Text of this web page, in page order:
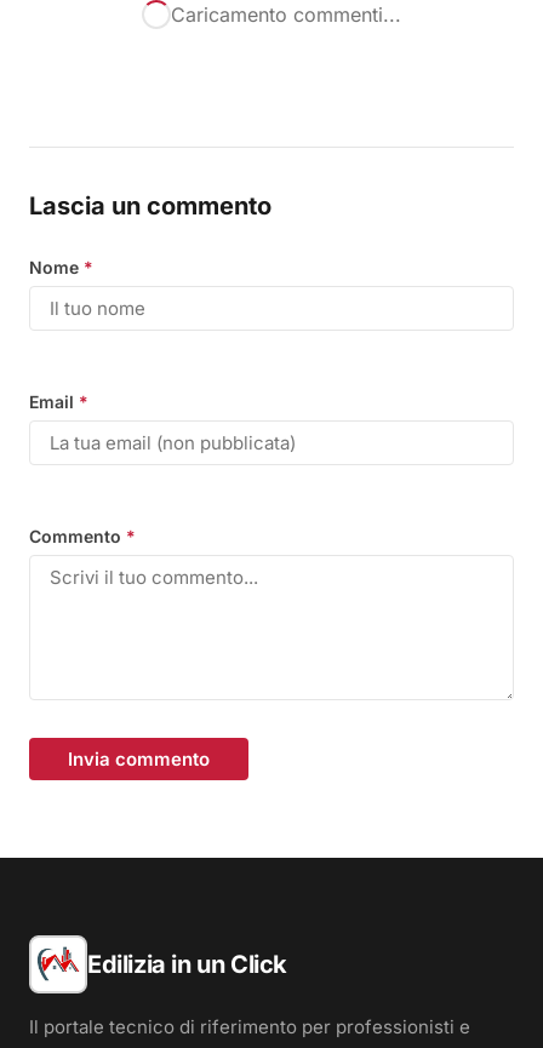
Caricamento commenti...
Lascia un commento
Nome *
Email *
Commento *
Invia commento
Edilizia in un Click
Il portale tecnico di riferimento per professionisti e